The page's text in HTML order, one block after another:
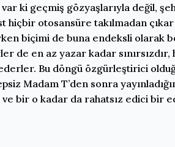
ki geçmiş gözyaşlarıyla değil,
hiçbir otosansüre takılmadan
biçimi de buna endeksli olarak
de en az yazar kadar
Bu döngü özgürleştirici
Madam T’den sonra
ve bir o kadar da rahatsız edici bir